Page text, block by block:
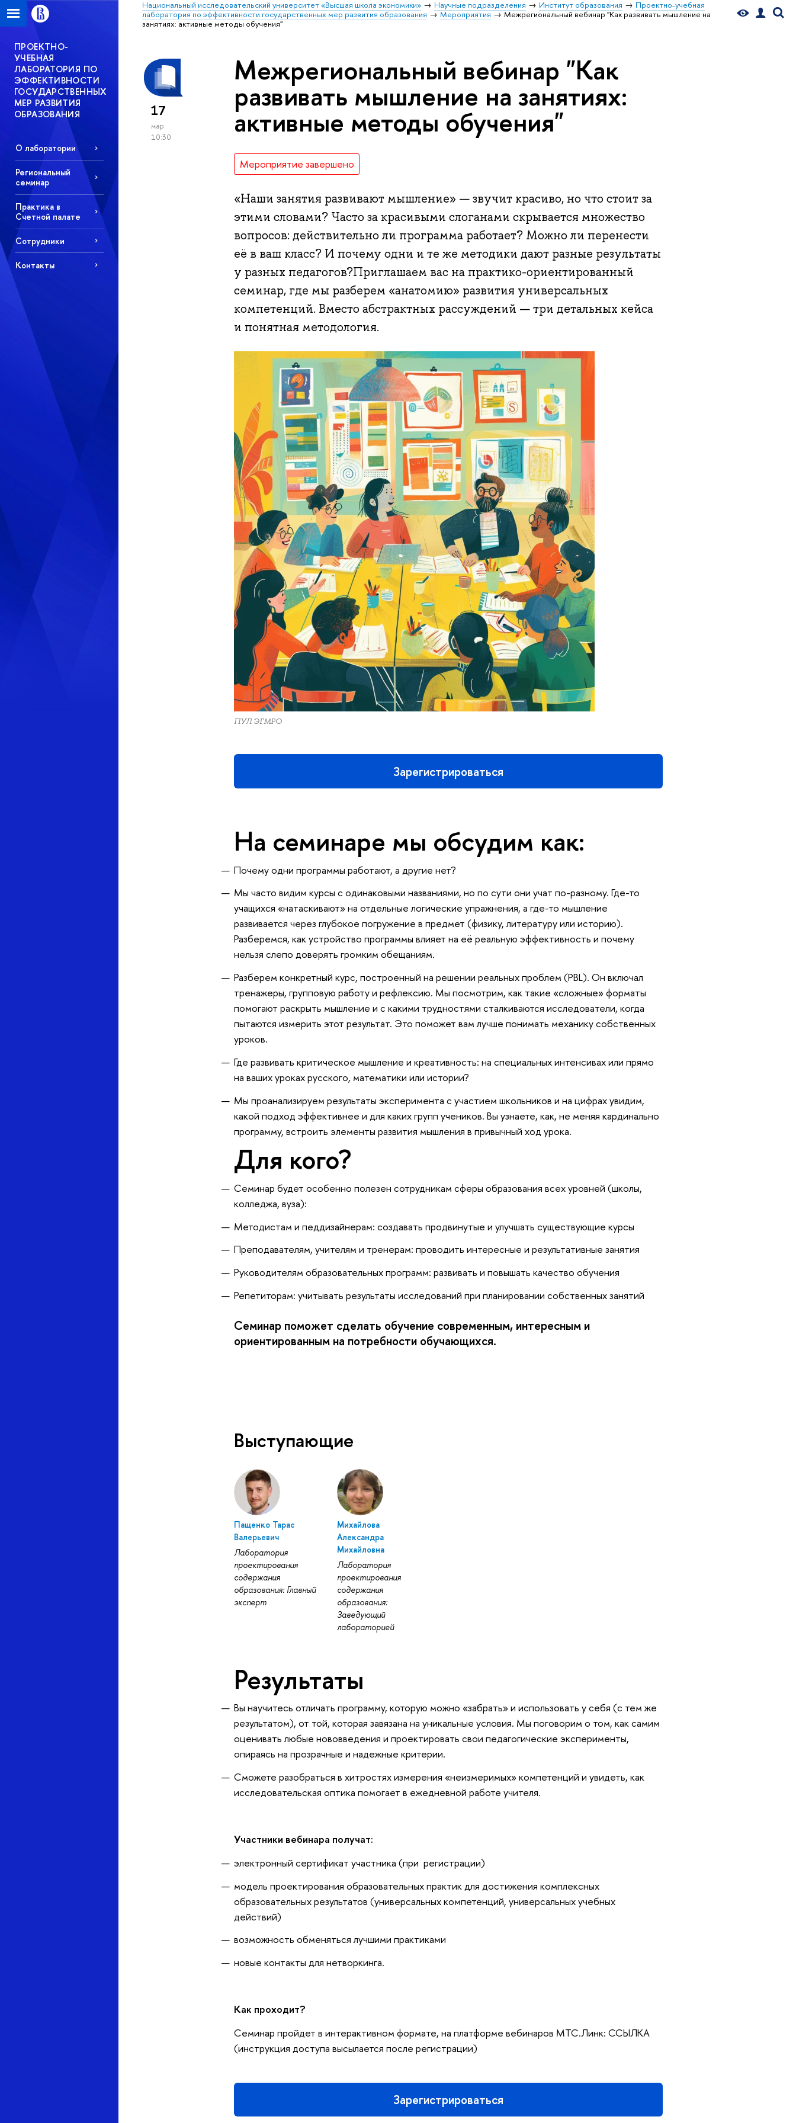
Национальный исследовательский университет «Высшая школа экономики» Научные подразделения Институт образования
Проектно-учебная
лаборатория по эффективности государственных мер развития образования
Мероприятия
Межрегиональный вебинар "Как развивать мышление на
занятиях: активные методы обучения"
ПРОЕКТНО-
УЧЕБНАЯ
ЛАБОРАТОРИЯ ПО
ЭФФЕКТИВНОСТИ
ГОСУДАРСТВЕННЫХ
МЕР РАЗВИТИЯ
ОБРАЗОВАНИЯ
О лаборатории
Региональный
семинар
Практика в
Счетной палате
Сотрудники
Контакты
17
мар
10:30
Межрегиональный вебинар "Как
развивать мышление на занятиях:
активные методы обучения"
Мероприятие завершено
«Наши занятия развивают мышление» — звучит красиво, но что стоит за
этими словами? Часто за красивыми слоганами скрывается множество
вопросов: действительно ли программа работает? Можно ли перенести
её в ваш класс? И почему одни и те же методики дают разные результаты
у разных педагогов?Приглашаем вас на практико-ориентированный
семинар, где мы разберем «анатомию» развития универсальных
компетенций. Вместо абстрактных рассуждений — три детальных кейса
и понятная методология.
ПУЛ ЭГМРО
Зарегистрироваться
На семинаре мы обсудим как:
Почему одни программы работают, а другие нет?
Мы часто видим курсы с одинаковыми названиями, но по сути они учат по-разному. Где-то
учащихся «натаскивают» на отдельные логические упражнения, а где-то мышление
развивается через глубокое погружение в предмет (физику, литературу или историю).
Разберемся, как устройство программы влияет на её реальную эффективность и почему
нельзя слепо доверять громким обещаниям.
Разберем конкретный курс, построенный на решении реальных проблем (PBL). Он включал
тренажеры, групповую работу и рефлексию. Мы посмотрим, как такие «сложные» форматы
помогают раскрыть мышление и с какими трудностями сталкиваются исследователи, когда
пытаются измерить этот результат. Это поможет вам лучше понимать механику собственных
уроков.
Где развивать критическое мышление и креативность: на специальных интенсивах или прямо
на ваших уроках русского, математики или истории?
Мы проанализируем результаты эксперимента с участием школьников и на цифрах увидим,
какой подход эффективнее и для каких групп учеников. Вы узнаете, как, не меняя кардинально
программу, встроить элементы развития мышления в привычный ход урока.
Для кого?
Семинар будет особенно полезен сотрудникам сферы образования всех уровней (школы,
колледжа, вуза):
Методистам и педдизайнерам: создавать продвинутые и улучшать существующие курсы
Преподавателям, учителям и тренерам: проводить интересные и результативные занятия
Руководителям образовательных программ: развивать и повышать качество обучения
Репетиторам: учитывать результаты исследований при планировании собственных занятий
Семинар поможет сделать обучение современным, интересным и
ориентированным на потребности обучающихся.
Выступающие
Пащенко Тарас
Валерьевич
Лаборатория
проектирования
содержания
образования: Главный
эксперт
Михайлова
Александра
Михайловна
Лаборатория
проектирования
содержания
образования:
Заведующий
лабораторией
Результаты
Вы научитесь отличать программу, которую можно «забрать» и использовать у себя (с тем же
результатом), от той, которая завязана на уникальные условия. Мы поговорим о том, как самим
оценивать любые нововведения и проектировать свои педагогические эксперименты,
опираясь на прозрачные и надежные критерии.
Сможете разобраться в хитростях измерения «неизмеримых» компетенций и увидеть, как
исследовательская оптика помогает в ежедневной работе учителя.
Участники вебинара получат:
электронный сертификат участника (при регистрации)
модель проектирования образовательных практик для достижения комплексных
образовательных результатов (универсальных компетенций, универсальных учебных
действий)
возможность обменяться лучшими практиками
новые контакты для нетворкинга.
Как проходит?
Семинар пройдет в интерактивном формате, на платформе вебинаров МТС.Линк: ССЫЛКА
(инструкция доступа высылается после регистрации)
Зарегистрироваться